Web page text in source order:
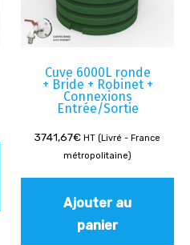
Cuve 6000L ronde
+ Bride + Robinet +
Connexions
Entrée/Sortie
3741,67€ HT (Livré - France
métropolitaine)
Ajouter au
panier